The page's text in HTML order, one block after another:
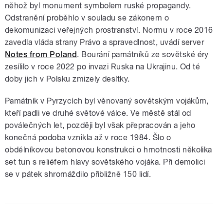
něhož byl monument symbolem ruské propagandy.
Odstranění proběhlo v souladu se zákonem o
dekomunizaci veřejných prostranství. Normu v roce 2016
zavedla vláda strany Právo a spravedlnost, uvádí server
Notes from Poland. Bourání památníků ze sovětské éry
zesílilo v roce 2022 po invazi Ruska na Ukrajinu. Od té
doby jich v Polsku zmizely desítky.
Památník v Pyrzycích byl věnovaný sovětským vojákům,
kteří padli ve druhé světové válce. Ve městě stál od
poválečných let, později byl však přepracován a jeho
konečná podoba vznikla až v roce 1984. Šlo o
obdélníkovou betonovou konstrukci o hmotnosti několika
set tun s reliéfem hlavy sovětského vojáka. Při demolici
se v pátek shromáždilo přibližně 150 lidí.